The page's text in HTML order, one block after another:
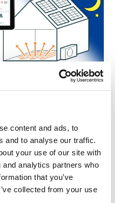
content and ads, to
and to analyse our traffic.
your use of our site with
analytics partners who
that you’ve
collected from your use
Energy, il sistema abilita
energetici domestici.